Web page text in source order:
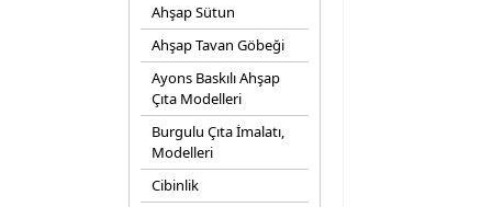
Ahşap Sütun
Ahşap Tavan Göbeği
Ayons Baskılı Ahşap
Çıta Modelleri
Burgulu Çıta İmalatı,
Modelleri
Cibinlik